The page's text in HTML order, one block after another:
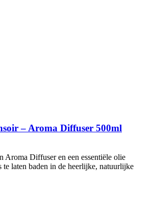
– Aroma Diffuser 500ml
Aroma Diffuser en een essentiële olie
laten baden in de heerlijke, natuurlijke